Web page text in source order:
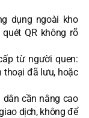
dụng ngoài kho
QR không rõ
từ người quen:
thoại đã lưu, hoặc
dân cần nâng cao
dịch, không để